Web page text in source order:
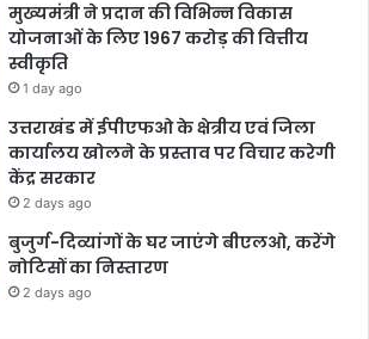
मुख्यमंत्री ने प्रदान की विभिन्न विकास
योजनाओं के लिए 1967 करोड़ की वित्तीय
स्वीकृति
1 day ago
उत्तराखंड में ईपीएफओ के क्षेत्रीय एवं जिला
कार्यालय खोलने के प्रस्ताव पर विचार करेगी
केंद्र सरकार
2 days ago
बुजुर्ग-दिव्यांगों के घर जाएंगे बीएलओ, करेंगे
नोटिसों का निस्तारण
2 days ago